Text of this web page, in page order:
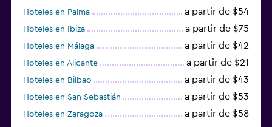
Hoteles en Palma a partir de $54
Hoteles en Ibiza a partir de $75
Hoteles en Málaga a partir de $42
Hoteles en Alicante a partir de $21
Hoteles en Bilbao a partir de $43
Hoteles en San Sebastián a partir de $53
Hoteles en Zaragoza a partir de $58